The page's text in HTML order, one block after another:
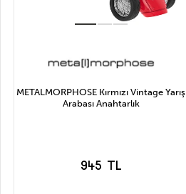
METALMORPHOSE Kırmızı Vintage Yarış
Arabası Anahtarlık
945 TL